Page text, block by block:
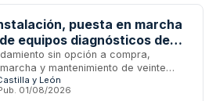
técnica y económica en
puesta en marcha
equipos diagnósticos de
digital para atención
Regional de Salud de
sin opción a compra,
y mantenimiento de veinte
monitorización sanitaria digital en
con integración de datos en la
y León
01/08/2026